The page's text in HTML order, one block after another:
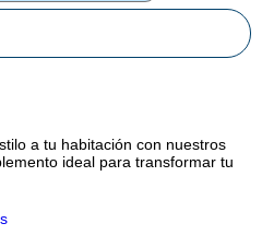
a tu habitación con nuestros
ideal para transformar tu